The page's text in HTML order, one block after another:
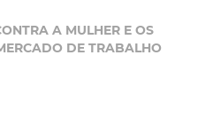
A MULHER E OS
DE TRABALHO